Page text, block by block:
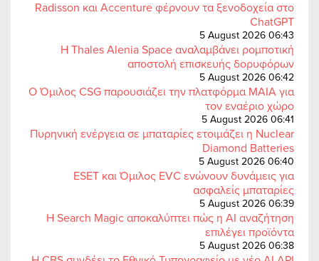
Radisson και Accenture φέρνουν τα ξενοδοχεία στο
ChatGPT
5 August 2026 06:43
Η Thales Alenia Space αναλαμβάνει ρομποτική
αποστολή επισκευής δορυφόρων
5 August 2026 06:42
Ο Όμιλος CSG παρουσιάζει την πλατφόρμα MAIA για
τον εναέριο χώρο
5 August 2026 06:41
Πυρηνική ενέργεια σε μπαταρίες ετοιμάζει η Nuclear
Diamond Batteries
5 August 2026 06:40
ESET και Όμιλος EVC ενώνουν δυνάμεις για
ασφαλείς μπαταρίες
5 August 2026 06:39
Η Search Magic αποκαλύπτει πώς η AI αναζήτηση
επιλέγει προϊόντα
5 August 2026 06:38